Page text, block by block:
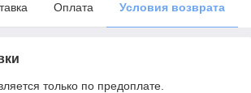
Оплата Условия возврата
только по предоплате.